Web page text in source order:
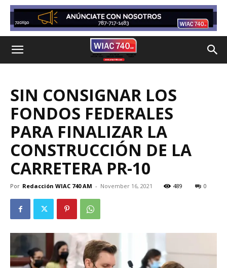
SIN CONSIGNAR LOS
FONDOS FEDERALES
PARA FINALIZAR LA
CONSTRUCCIÓN DE LA
CARRETERA PR-10
Por Redacción WIAC 740 AM - November 16, 2021 489 0